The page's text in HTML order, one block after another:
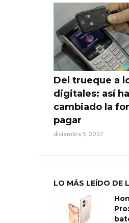
Del trueque a
digitales: así ha
cambiado la
pagar
diciembre 5, 2017
LO MÁS LEÍDO DE